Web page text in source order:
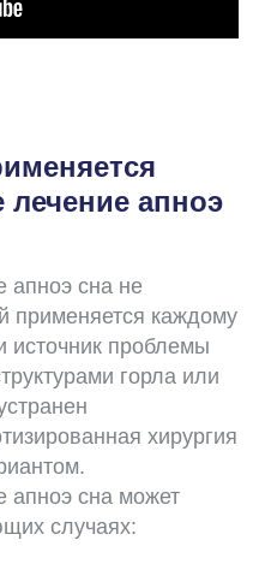
лечение апноэ
апноэ сна не
применяется каждому
источник проблемы
горла или
хирургия
апноэ сна может
случаях: